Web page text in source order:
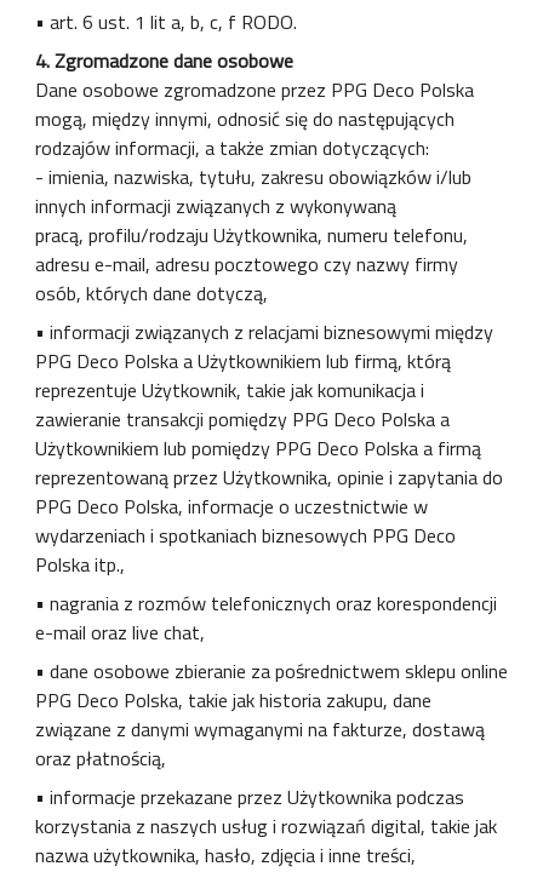
• art. 6 ust. 1 lit a, b, c, f RODO.
4. Zgromadzone dane osobowe
Dane osobowe zgromadzone przez PPG Deco Polska
mogą, między innymi, odnosić się do następujących
rodzajów informacji, a także zmian dotyczących:
- imienia, nazwiska, tytułu, zakresu obowiązków i/lub
innych informacji związanych z wykonywaną
pracą, profilu/rodzaju Użytkownika, numeru telefonu,
adresu e-mail, adresu pocztowego czy nazwy firmy
osób, których dane dotyczą,
• informacji związanych z relacjami biznesowymi między
PPG Deco Polska a Użytkownikiem lub firmą, którą
reprezentuje Użytkownik, takie jak komunikacja i
zawieranie transakcji pomiędzy PPG Deco Polska a
Użytkownikiem lub pomiędzy PPG Deco Polska a firmą
reprezentowaną przez Użytkownika, opinie i zapytania do
PPG Deco Polska, informacje o uczestnictwie w
wydarzeniach i spotkaniach biznesowych PPG Deco
Polska itp.,
• nagrania z rozmów telefonicznych oraz korespondencji
e-mail oraz live chat,
• dane osobowe zbieranie za pośrednictwem sklepu online
PPG Deco Polska, takie jak historia zakupu, dane
związane z danymi wymaganymi na fakturze, dostawą
oraz płatnością,
• informacje przekazane przez Użytkownika podczas
korzystania z naszych usług i rozwiązań digital, takie jak
nazwa użytkownika, hasło, zdjęcia i inne treści,